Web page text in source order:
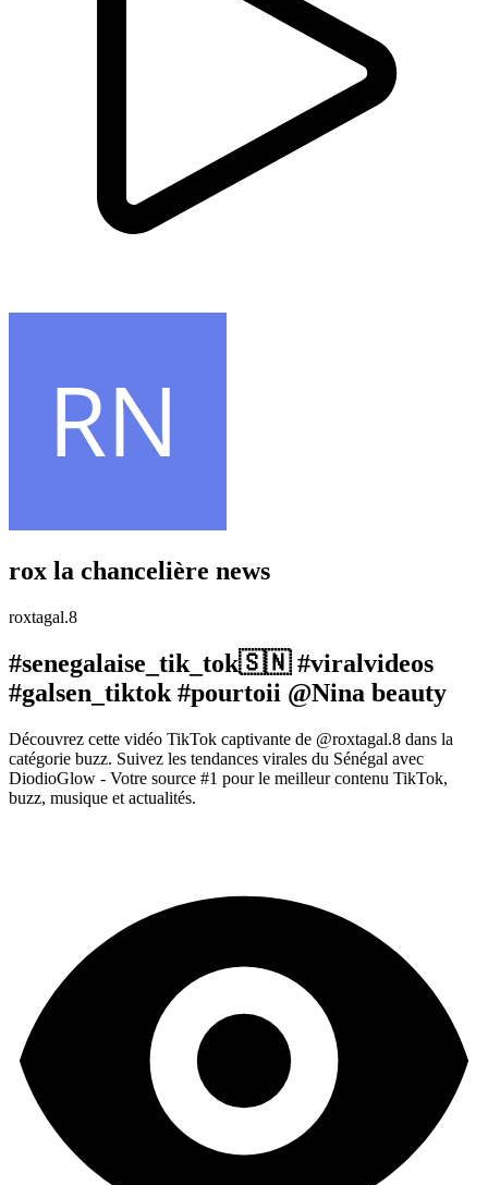
rox la chancelière news
roxtagal.8
#senegalaise_tik_tok🇸🇳 #viralvideos
#galsen_tiktok #pourtoii @Nina beauty
Découvrez cette vidéo TikTok captivante de @roxtagal.8 dans la
catégorie buzz. Suivez les tendances virales du Sénégal avec
DiodioGlow - Votre source #1 pour le meilleur contenu TikTok,
buzz, musique et actualités.